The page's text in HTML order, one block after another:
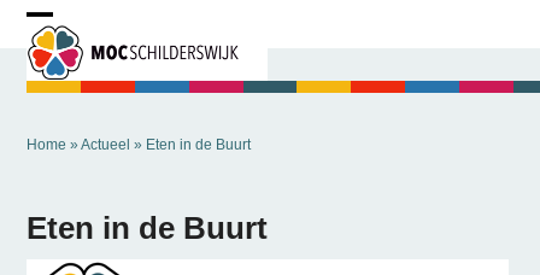
Skip
content
Open
mobile
menu
Close
mobile
menu
Home »Actueel » Eten in de Buurt
Eten in de Buurt